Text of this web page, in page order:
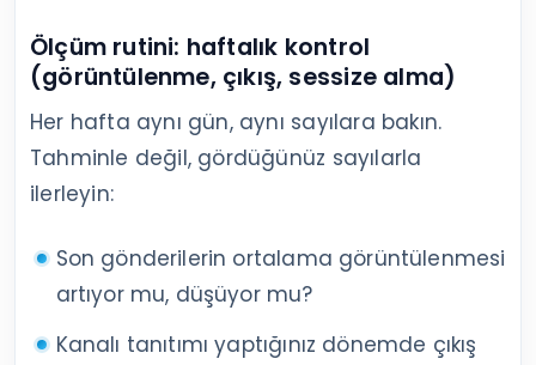
Ölçüm rutini: haftalık kontrol
(görüntülenme, çıkış, sessize alma)
Her hafta aynı gün, aynı sayılara bakın.
Tahminle değil, gördüğünüz sayılarla
ilerleyin:
Son gönderilerin ortalama görüntülenmesi
artıyor mu, düşüyor mu?
Kanalı tanıtımı yaptığınız dönemde çıkış